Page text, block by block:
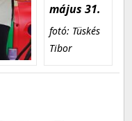
május 31.
fotó: Tüskés
Tibor